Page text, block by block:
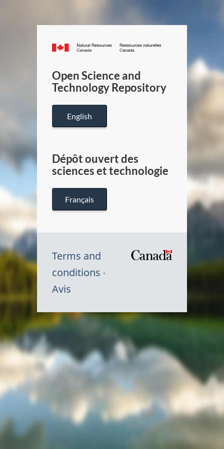
Canada.ca
/
Canada
Open Science and
Technology Repository
English
Dépôt ouvert des
sciences et technologie
Français
Terms and
conditions
Avis
Symbole
du